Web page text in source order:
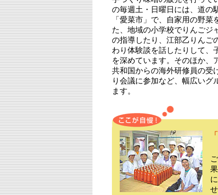
の毎週土・日曜日には、道の
「愛菜市」で、自家用の野菜
た、地域の小学校でりんごジ
の指導したり、江部乙りんご
わり体験談を話したりして、
を深めています。そのほか、
共和国からの海外研修員の受
り会議に参加など、幅広いグ
ます。